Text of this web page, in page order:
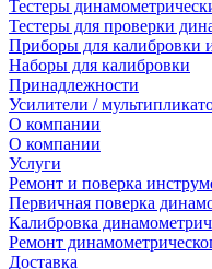
Тестеры
Тестеры для проверки
Приборы для калибровки
Наборы для калибровки
Принадлежности
Усилители /
О компании
О компании
Услуги
Ремонт и поверка
Первичная поверка
Калибровка
Ремонт
Доставка